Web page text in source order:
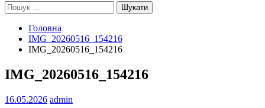
Пошук:
Головна
IMG_20260516_154216
IMG_20260516_154216
IMG_20260516_154216
16.05.2026 admin